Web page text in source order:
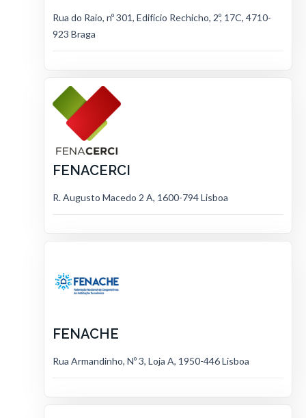
Rua do Raio, nº 301, Edifício Rechicho, 2º, 17C, 4710-
923 Braga
FENACERCI
R. Augusto Macedo 2 A, 1600-794 Lisboa
FENACHE
Rua Armandinho, Nº 3, Loja A, 1950-446 Lisboa